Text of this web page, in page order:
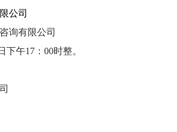
公司
询有限公司
午17：00时整。
限公司